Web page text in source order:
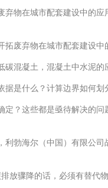
弃物在城市配套建设中的
拓废弃物在城市配套建设
碳混凝土，混凝土中水泥
据是什么？计算边界如何
定？这些都是亟待解决的
利勃海尔（中国）有限公
放骤降的话，必须有替代